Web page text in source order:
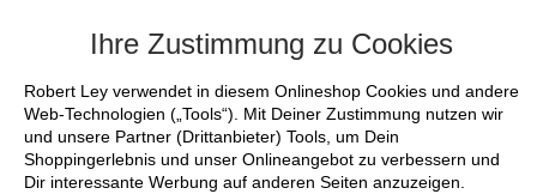
Ihre Zustimmung zu Cookies
Robert Ley verwendet in diesem Onlineshop Cookies und andere
Web-Technologien („Tools“). Mit Deiner Zustimmung nutzen wir
und unsere Partner (Drittanbieter) Tools, um Dein
Shoppingerlebnis und unser Onlineangebot zu verbessern und
Dir interessante Werbung auf anderen Seiten anzuzeigen.